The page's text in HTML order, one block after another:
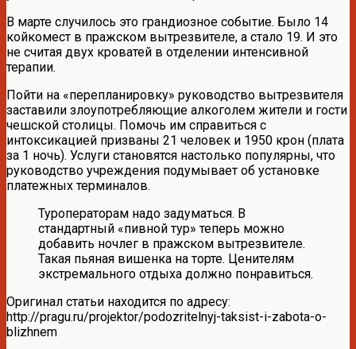
В марте случилось это грандиозное событие. Было 14
койкомест в пражском вытрезвителе, а стало 19. И это
не считая двух кроватей в отделении интенсивной
терапии.
Пойти на «перепланировку» руководство вытрезвителя
заставили злоупотребляющие алкоголем жители и гости
чешской столицы. Помочь им справиться с
интоксикацией призваны 21 человек и 1950 крон (плата
за 1 ночь). Услуги становятся настолько популярны, что
руководство учреждения подумывает об установке
платежных терминалов.
Туроператорам надо задуматься. В
стандартный «пивной тур» теперь можно
добавить ночлег в пражском вытрезвителе.
Такая пьяная вишенка на торте. Ценителям
экстремального отдыха должно понравиться.
Оригинал статьи находится по адресу:
http://pragu.ru/projektor/podozritelnyj-taksist-i-zabota-o-
blizhnem